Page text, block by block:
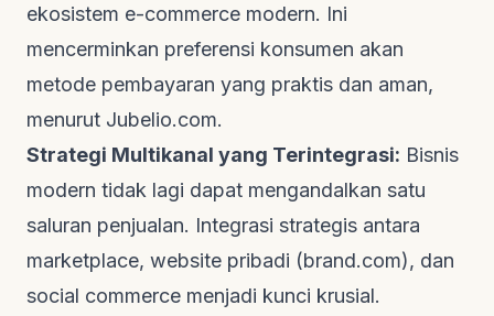
ekosistem e-commerce modern. Ini
mencerminkan preferensi konsumen akan
metode pembayaran yang praktis dan aman,
menurut Jubelio.com.
Strategi Multikanal yang Terintegrasi: Bisnis
modern tidak lagi dapat mengandalkan satu
saluran penjualan. Integrasi strategis antara
marketplace, website pribadi (brand.com), dan
social commerce menjadi kunci krusial.